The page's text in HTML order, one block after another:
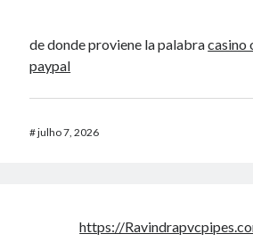
de donde proviene la palabracasino
paypal
#julho 7, 2026
https://